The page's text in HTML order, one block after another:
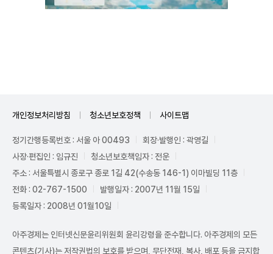
개인정보처리방침 청소년보호정책 사이트맵
정기간행등록번호 : 서울 아 00493
회장·발행인 : 곽영길
사장·편집인 : 임규진
청소년보호책임자 : 전운
주소 : 서울특별시 종로구 종로 1길 42(수송동 146-1) 이마빌딩 11층
전화 : 02-767-1500
발행일자 : 2007년 11월 15일
등록일자 : 2008년 01월10일
아주경제는 인터넷신문윤리위원회 윤리강령을 준수합니다. 아주경제의 모든
콘텐츠(기사)는 저작권법의 보호를 받으며, 무단전재, 복사, 배포 등을 금지합